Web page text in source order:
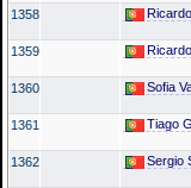
1358
1359
1360 Sofia
1361 Tiago
1362 Sergio